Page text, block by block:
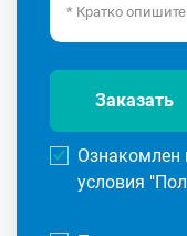
Заказать
условия "